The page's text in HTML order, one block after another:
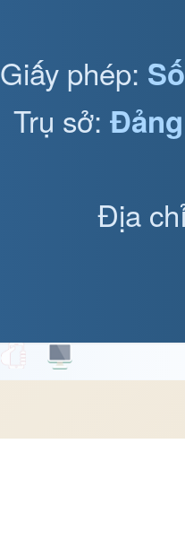
Giấy phép:
Trụ sở:
Địa